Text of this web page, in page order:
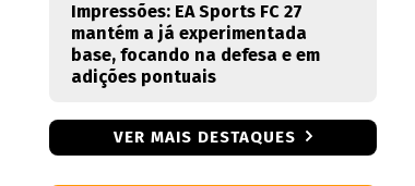
Impressões: EA Sports FC 27
mantém a já experimentada
base, focando na defesa e em
adições pontuais
VER MAIS DESTAQUES